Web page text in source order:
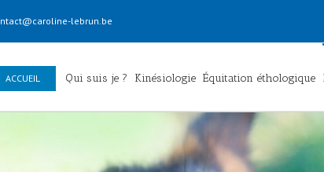
lebrun.be
ACCUEIL Qui suis je ? Kinésiologie Équitation éthologique